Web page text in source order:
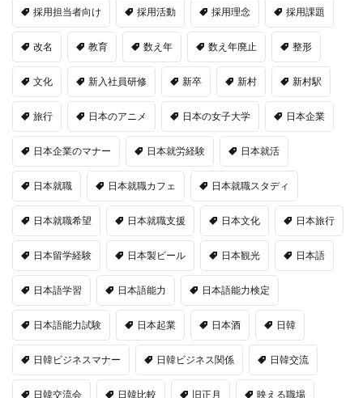
採用担当者向け 採用活動 採用理念 採用課題
改名 教育 数え年 数え年廃止 整形
文化 新入社員研修 新卒 新村 新村駅
旅行 日本のアニメ 日本の女子大学 日本企業
日本企業のマナー 日本就労経験 日本就活
日本就職 日本就職カフェ 日本就職スタディ
日本就職希望 日本就職支援 日本文化 日本旅行
日本留学経験 日本製ビール 日本観光 日本語
日本語学習 日本語能力 日本語能力検定
日本語能力試験 日本起業 日本酒 日韓
日韓ビジネスマナー 日韓ビジネス関係 日韓交流
日韓交流会 日韓比較 旧正月 映える職場